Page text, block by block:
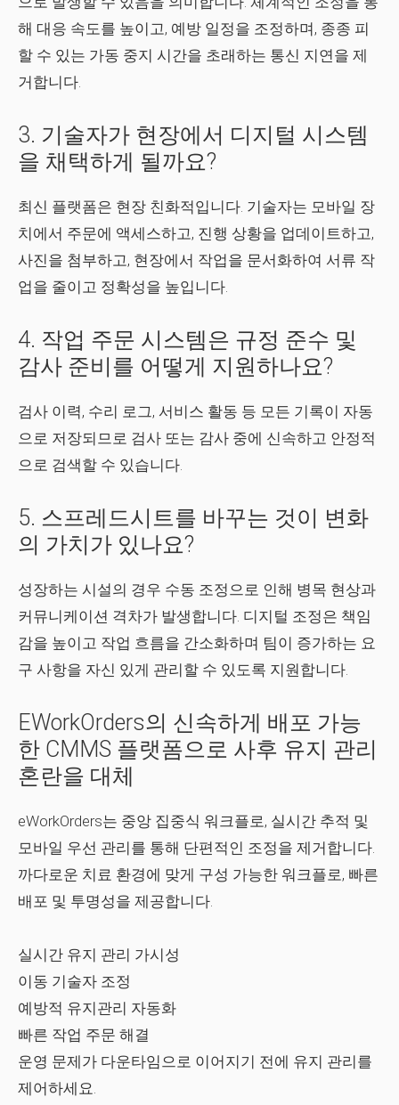
해 대응 속도를 높이고, 예방 일정을 조정하며, 종종 피
할 수 있는 가동 중지 시간을 초래하는 통신 지연을 제
거합니다.
3. 기술자가 현장에서 디지털 시스템
을 채택하게 될까요?
최신 플랫폼은 현장 친화적입니다. 기술자는 모바일 장
치에서 주문에 액세스하고, 진행 상황을 업데이트하고,
사진을 첨부하고, 현장에서 작업을 문서화하여 서류 작
업을 줄이고 정확성을 높입니다.
4. 작업 주문 시스템은 규정 준수 및
감사 준비를 어떻게 지원하나요?
검사 이력, 수리 로그, 서비스 활동 등 모든 기록이 자동
으로 저장되므로 검사 또는 감사 중에 신속하고 안정적
으로 검색할 수 있습니다.
5. 스프레드시트를 바꾸는 것이 변화
의 가치가 있나요?
성장하는 시설의 경우 수동 조정으로 인해 병목 현상과
커뮤니케이션 격차가 발생합니다. 디지털 조정은 책임
감을 높이고 작업 흐름을 간소화하며 팀이 증가하는 요
구 사항을 자신 있게 관리할 수 있도록 지원합니다.
EWorkOrders의 신속하게 배포 가능
한 CMMS 플랫폼으로 사후 유지 관리
혼란을 대체
eWorkOrders는 중앙 집중식 워크플로, 실시간 추적 및
모바일 우선 관리를 통해 단편적인 조정을 제거합니다.
까다로운 치료 환경에 맞게 구성 가능한 워크플로, 빠른
배포 및 투명성을 제공합니다.
실시간 유지 관리 가시성
이동 기술자 조정
예방적 유지관리 자동화
빠른 작업 주문 해결
운영 문제가 다운타임으로 이어지기 전에 유지 관리를
제어하세요.